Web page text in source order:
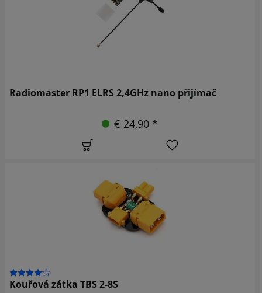
Radiomaster RP1 ELRS 2,4GHz nano přijímač
€ 24,90 *
Kouřová zátka TBS 2-8S